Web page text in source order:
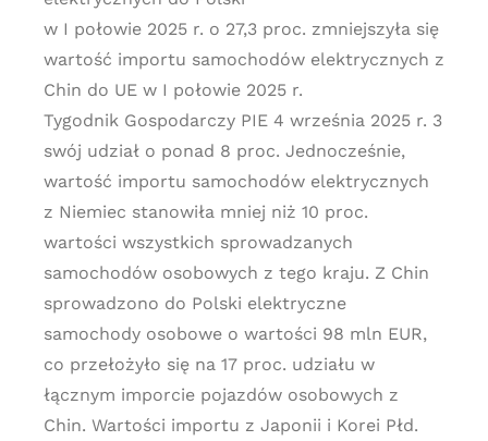
w I połowie 2025 r. o 27,3 proc. zmniejszyła się
wartość importu samochodów elektrycznych z
Chin do UE w I połowie 2025 r.
Tygodnik Gospodarczy PIE 4 września 2025 r. 3
swój udział o ponad 8 proc. Jednocześnie,
wartość importu samochodów elektrycznych
z Niemiec stanowiła mniej niż 10 proc.
wartości wszystkich sprowadzanych
samochodów osobowych z tego kraju. Z Chin
sprowadzono do Polski elektryczne
samochody osobowe o wartości 98 mln EUR,
co przełożyło się na 17 proc. udziału w
łącznym imporcie pojazdów osobowych z
Chin. Wartości importu z Japonii i Korei Płd.